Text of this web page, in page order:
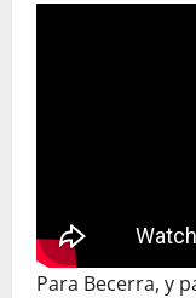
Para Becerra, y